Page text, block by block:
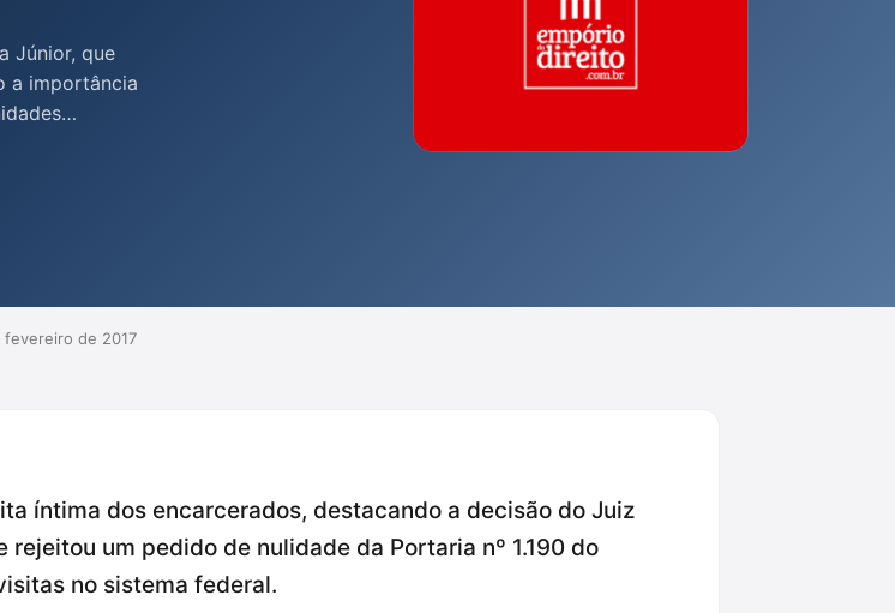
Júnior, que
a importância
e
fevereiro de 2017
íntima dos encarcerados, destacando a decisão do Juiz
rejeitou um pedido de nulidade da Portaria nº 1.190 do
no sistema federal.